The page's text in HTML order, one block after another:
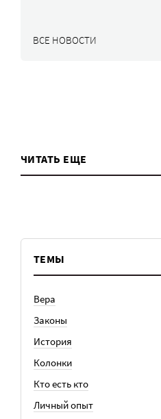
ВСЕ НОВОСТИ
ЧИТАТЬ ЕЩЕ
ТЕМЫ
Вера
Законы
История
Колонки
Кто есть кто
Личный опыт